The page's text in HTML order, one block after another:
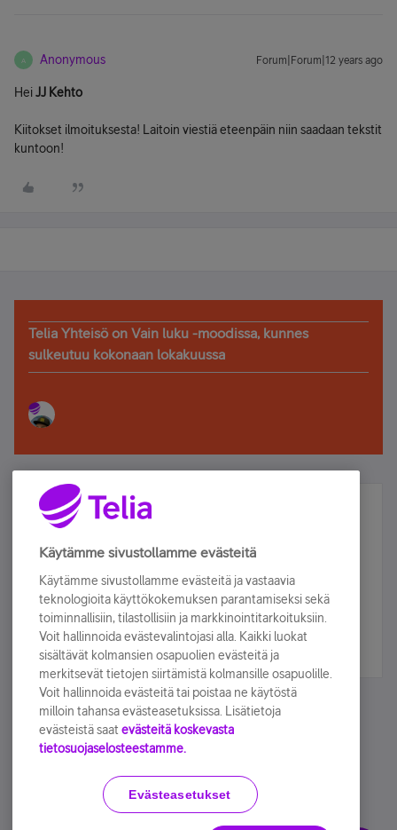
A Anonymous Forum|Forum|12 years ago
HeiJJ Kehto
Kiitokset ilmoituksesta! Laitoin viestiä eteenpäin niin saadaan tekstit
kuntoon!
Telia Yhteisö on Vain luku -moodissa, kunnes
sulkeutuu kokonaan lokakuussa
Älä jää paitsi – osallistu ja voita!
Tilaa Telian uutiskirje ja olet mukana arvonnassa.
sähköpostiisi.
Tilaa nyt
Käyttöehdot Accessibility statement
Käytämme sivustollamme evästeitä
Käytämme sivustollamme evästeitä ja vastaavia
teknologioita käyttökokemuksen parantamiseksi sekä
toiminnallisiin, tilastollisiin ja markkinointitarkoituksiin.
Voit hallinnoida evästevalintojasi alla. Kaikki luokat
sisältävät kolmansien osapuolien evästeitä ja
merkitsevät tietojen siirtämistä kolmansille osapuolille.
Voit hallinnoida evästeitä tai poistaa ne käytöstä
milloin tahansa evästeasetuksissa. Lisätietoja
evästeistä saat evästeitä koskevasta
tietosuojaselosteestamme.
Evästeasetukset